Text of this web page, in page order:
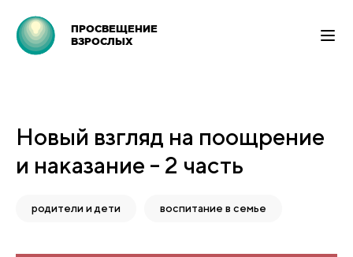
ПРОСВЕЩЕНИЕ
ВЗРОСЛЫХ
Новый взгляд на поощрение
и наказание - 2 часть
родители и дети воспитание в семье